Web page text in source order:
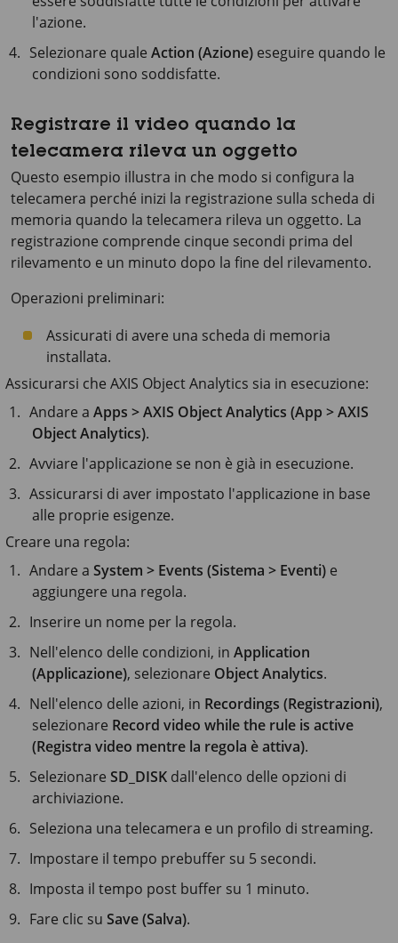
l'azione.
Selezionare qualeAction (Azione) eseguire quando le
condizioni sono soddisfatte.
Registrare il video quando la
telecamera rileva un oggetto
Questo esempio illustra in che modo si configura la
telecamera perché inizi la registrazione sulla scheda di
memoria quando la telecamera rileva un oggetto. La
registrazione comprende cinque secondi prima del
rilevamento e un minuto dopo la fine del rilevamento.
Operazioni preliminari:
Assicurati di avere una scheda di memoria
installata.
Assicurarsi che AXIS ObjectAnalytics sia in esecuzione:
Andare aApps > AXIS Object Analytics (App > AXIS
Object Analytics).
Avviare l'applicazione se non è già in esecuzione.
Assicurarsi di aver impostato l'applicazione in base
alle proprie esigenze.
Creare una regola:
Andare aSystem > Events (Sistema > Eventi) e
aggiungere una regola.
Inserire un nome per la regola.
Nell'elenco delle condizioni, inApplication
(Applicazione), selezionare Object Analytics.
Nell'elenco delle azioni, in Recordings (Registrazioni),
selezionare Record video while the rule is active
(Registra video mentre la regola è attiva).
SelezionareSD_DISK dall'elenco delle opzioni di
archiviazione.
Seleziona una telecamera e un profilo di streaming.
Impostare il tempo prebuffer su 5 secondi.
Imposta il tempo post buffer su 1 minuto.
Fare clic suSave (Salva).